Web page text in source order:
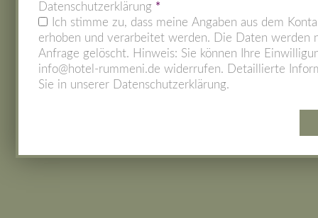
Datenschutzerklärung *
Ich stimme zu, dass meine Angaben aus dem
erhoben und verarbeitet werden. Die Daten werden
Anfrage gelöscht. Hinweis: Sie können Ihre
info@hotel-rummeni.de widerrufen. Detaillierte
Sie in unserer Datenschutzerklärung.